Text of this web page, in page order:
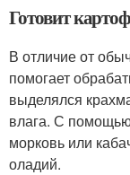
Готовит
В отличие от
помогает
выделялся
влага. С
морковь или
оладий.